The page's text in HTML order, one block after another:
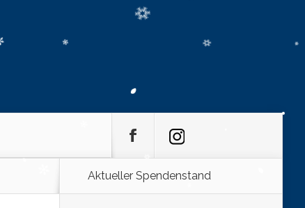
Aktueller Spendenstand